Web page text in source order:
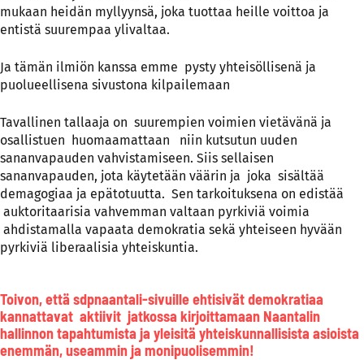
mukaan heidän myllyynsä, joka tuottaa heille voittoa ja
entistä suurempaa ylivaltaa.
Ja tämän ilmiön kanssa emme pysty yhteisöllisenä ja
puolueellisena sivustona kilpailemaan
Tavallinen tallaaja on suurempien voimien vietävänä ja
osallistuen huomaamattaan niin kutsutun uuden
sananvapauden vahvistamiseen. Siis sellaisen
sananvapauden, jota käytetään väärin ja joka sisältää
demagogiaa ja epätotuutta. Sen tarkoituksena on edistää
auktoritaarisia vahvemman valtaan pyrkiviä voimia
ahdistamalla vapaata demokratia sekä yhteiseen hyvään
pyrkiviä liberaalisia yhteiskuntia.
Toivon, että sdpnaantali-sivuille ehtisivät demokratiaa
kannattavat aktiivit jatkossa kirjoittamaan Naantalin
hallinnon tapahtumista ja yleisitä yhteiskunnallisista asioista
enemmän, useammin ja monipuolisemmin!